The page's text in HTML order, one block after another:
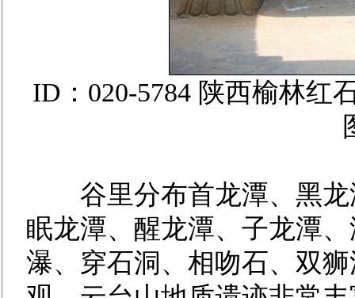
ID：020-5784 陕西榆林
谷里分布首龙潭、黑龙
眠龙潭、醒龙潭、子龙潭
瀑、穿石洞、相吻石、双